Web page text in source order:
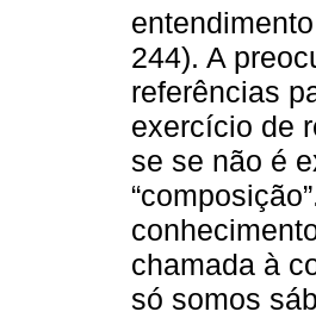
244). A
referências
exercício de
se se não é
chamada à
só somos